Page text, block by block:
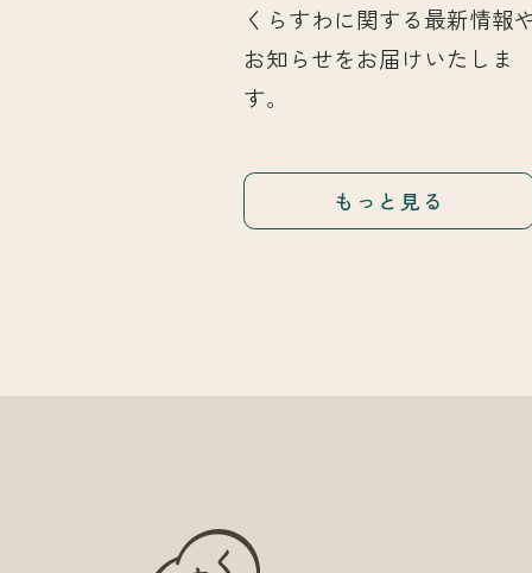
くらすわに関する最新情報
お知らせをお届けいたしま
す。
もっと見る